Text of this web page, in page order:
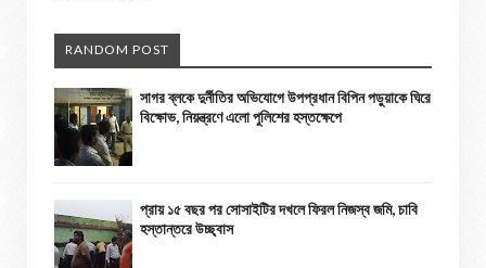
RANDOM POST
সাগর ব্লকে দুর্নীতির অভিযোগে উপপ্রধান বিপিন পড়ুয়াকে ঘিরে
বিক্ষোভ, নিয়ন্ত্রণে এলো পুলিশের হস্তক্ষেপে
প্রায় ১৫ বছর পর সোসাইটির দখলে ফিরল নিজস্ব জমি, চাবি
হস্তান্তরে উচ্ছ্বাস